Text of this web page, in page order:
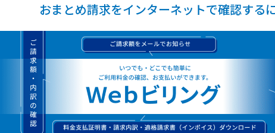
おまとめ請求をインターネットで確認する